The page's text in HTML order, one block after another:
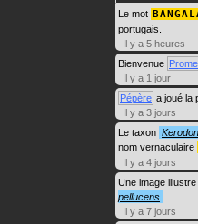
Le mot
portugais.
Il y a 5 heures
Bienvenue
Il y a 1 jour
Pépère a joué la
Il y a 3 jours
Le taxon
nom vernaculaire
Il y a 4 jours
Une image
pellucens .
Il y a 7 jours